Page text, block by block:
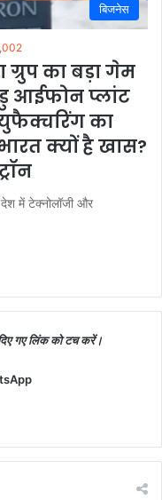
बिजनेस
ग्रुप का बड़ा गेम
आईफोन प्लांट
का
क्यों है खास?
देश में टेक्नोलॉजी और
गए लिंक को टच करें।